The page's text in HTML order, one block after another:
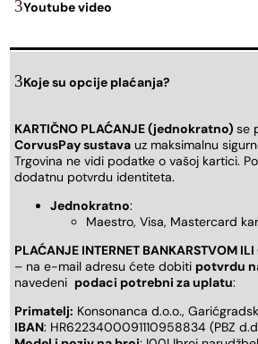
Youtube video
Koje su opcije plaćanja?
KARTIČNO PLAĆANJE (jednokratno) se
CorvusPay sustava uz maksimalnu
Trgovina ne vidi podatke o vašoj kartici.
dodatnu potvrdu identiteta.
Jednokratno:
Maestro, Visa, Mastercard
PLAĆANJE INTERNET BANKARSTVOM
– na e-mail adresu ćete dobiti potvrdu
navedeni podaci potrebni za uplatu:
Primatelj: Konsonanca d.o.o.,
IBAN: HR6223400091110958834 (PBZ